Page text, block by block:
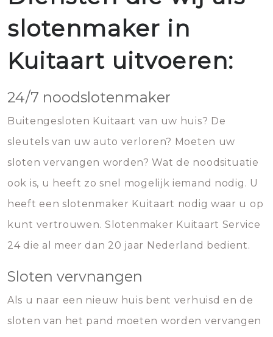
slotenmaker in
Kuitaart uitvoeren:
24/7 noodslotenmaker
Buitengesloten Kuitaart van uw huis? De
sleutels van uw auto verloren? Moeten uw
sloten vervangen worden? Wat de noodsituatie
ook is, u heeft zo snel mogelijk iemand nodig. U
heeft een slotenmaker Kuitaart nodig waar u op
kunt vertrouwen. Slotenmaker Kuitaart Service
24 die al meer dan 20 jaar Nederland bedient.
Sloten vervnangen
Als u naar een nieuw huis bent verhuisd en de
sloten van het pand moeten worden vervangen